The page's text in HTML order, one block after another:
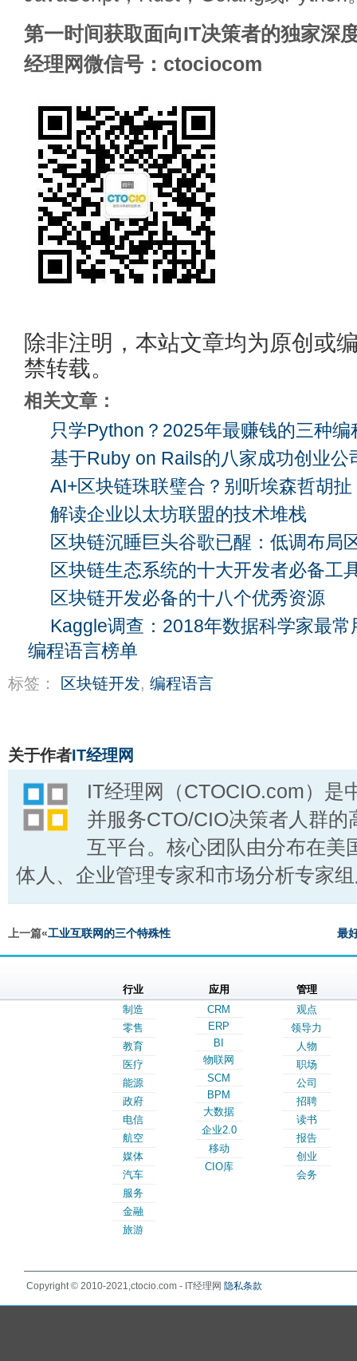
第一时间获取面向IT决策者的独家深
经理网微信号：ctociocom
除非注明，本站文章均为原创或
禁转载。
相关文章：
只学Python？2025年最赚钱的三种编
基于Ruby on Rails的八家成功创业公
AI+区块链珠联璧合？别听埃森哲胡扯
解读企业以太坊联盟的技术堆栈
区块链沉睡巨头谷歌已醒：低调布局
区块链生态系统的十大开发者必备工
区块链开发必备的十八个优秀资源
Kaggle调查：2018年数据科学家最
编程语言榜单
标签： 区块链开发, 编程语言
关于作者IT经理网
IT经理网（CTOCIO.com）是
并服务CTO/CIO决策者人群的
互平台。核心团队由分布在美
体人、企业管理专家和市场分析专家
上一篇«工业互联网的三个特殊性 最
行业
制造
零售
教育
医疗
能源
政府
电信
航空
媒体
汽车
服务
金融
旅游
应用
CRM
ERP
BI
物联网
SCM
BPM
大数据
企业2.0
移动
CIO库
管理
观点
领导力
人物
职场
公司
招聘
读书
报告
创业
会务
Copyright © 2010-2021,ctocio.com - IT经理网 隐私条款